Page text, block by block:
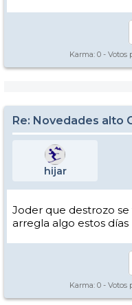
Karma: 0 - Votos
Re: Novedades alto
hijar
Joder que destrozo se
arregla algo estos
Karma: 0 - Votos